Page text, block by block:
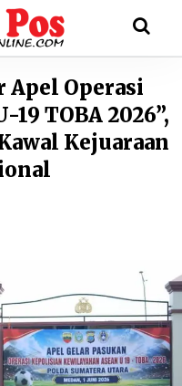
Apel Operasi
19 TOBA 2026”,
Kejuaraan